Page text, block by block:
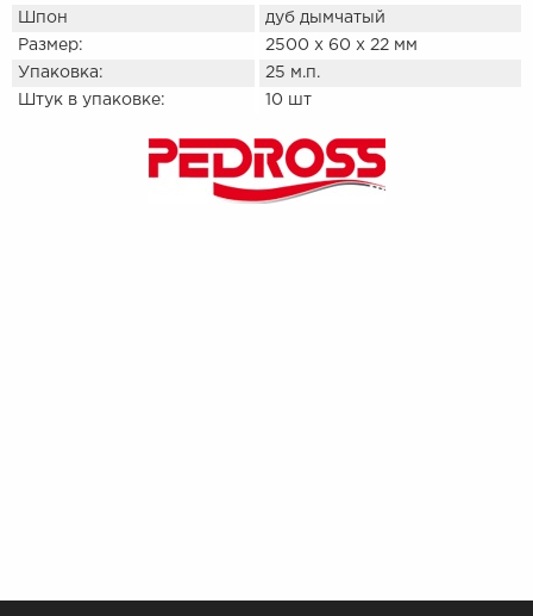
Шпон
дуб дымчатый
Размер:
2500 х 60 х 22 мм
Упаковка:
25 м.п.
Штук в упаковке:
10 шт